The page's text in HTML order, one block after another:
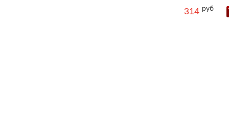
314 руб